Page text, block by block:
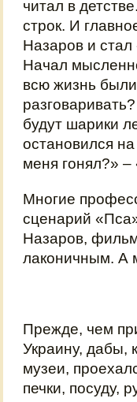
читал в
строк. И
Назаров и стал
Начал
всю жизнь
будут шарики
остановился
меня гонял?» –
Многие
сценарий
Назаров,
лаконичным. А
Прежде, чем
Украину, дабы,
музеи,
печки, посуду,